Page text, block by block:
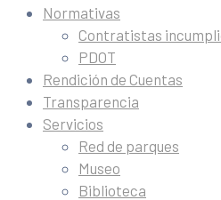
Normativas
Contratistas
PDOT
Rendición de Cuentas
Transparencia
Servicios
Red de parques
Museo
Biblioteca